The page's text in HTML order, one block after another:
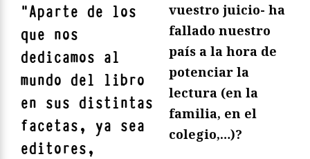
"Aparte de los
que nos
dedicamos al
mundo del libro
en sus distintas
facetas, ya sea
editores,
vuestro juicio- ha
fallado nuestro
país a la hora de
potenciar la
lectura (en la
familia, en el
colegio,…)?